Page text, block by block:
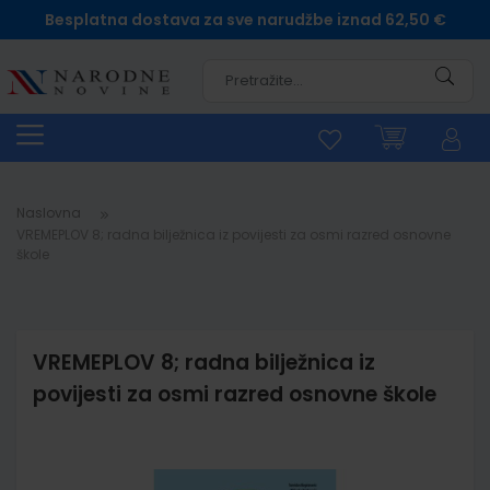
Besplatna dostava za sve narudžbe iznad 62,50 €
Naslovna
VREMEPLOV 8; radna bilježnica iz
povijesti za osmi razred osnovne škole